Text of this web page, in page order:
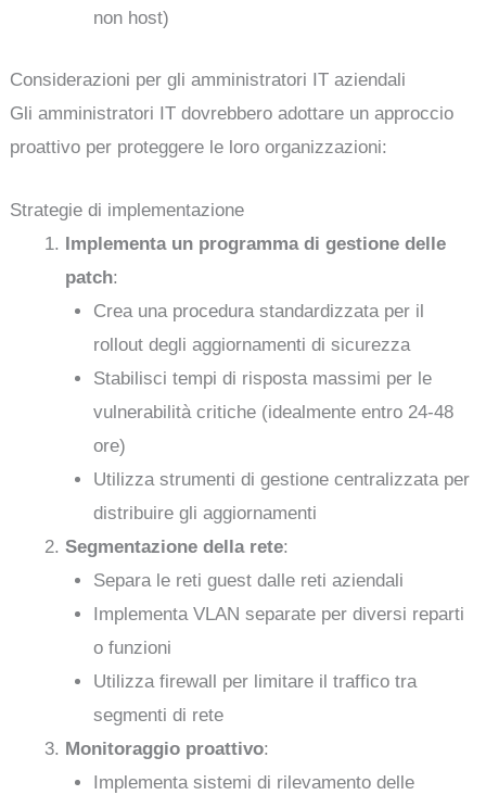
non host)
Considerazioni per gli amministratori IT aziendali
Gli amministratori IT dovrebbero adottare un approccio
proattivo per proteggere le loro organizzazioni:
Strategie di implementazione
Implementa un programma di gestione delle
patch:
Crea una procedura standardizzata per il
rollout degli aggiornamenti di sicurezza
Stabilisci tempi di risposta massimi per le
vulnerabilità critiche (idealmente entro 24-48
ore)
Utilizza strumenti di gestione centralizzata per
distribuire gli aggiornamenti
Segmentazione della rete:
Separa le reti guest dalle reti aziendali
Implementa VLAN separate per diversi reparti
o funzioni
Utilizza firewall per limitare il traffico tra
segmenti di rete
Monitoraggio proattivo:
Implementa sistemi di rilevamento delle